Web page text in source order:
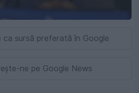
ca sursă preferată în Google
ne pe Google News